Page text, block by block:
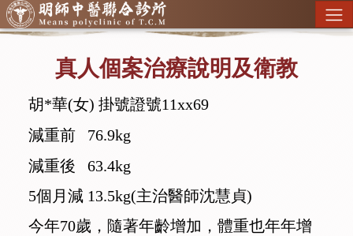
真人個案治療說明及衛教
胡*華(女) 掛號證號11xx69
減重前 76.9kg
減重後 63.4kg
5個月減 13.5kg(主治醫師沈慧貞)
今年70歲，隨著年齡增加，體重也年年增